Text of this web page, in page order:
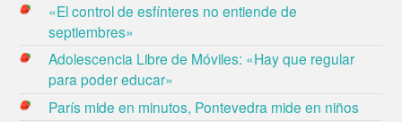
«El control de esfínteres no entiende de
septiembres»
Adolescencia Libre de Móviles: «Hay que regular
para poder educar»
París mide en minutos, Pontevedra mide en niños